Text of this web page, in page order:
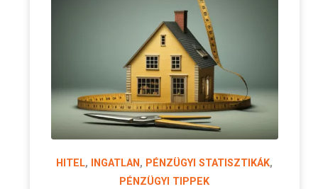
HITEL, INGATLAN , PÉNZÜGYI STATISZTIKÁK,
PÉNZÜGYI TIPPEK